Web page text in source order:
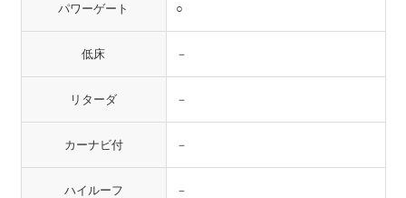
パワーゲート ○
低床 －
リターダ －
カーナビ付 －
ハイルーフ －